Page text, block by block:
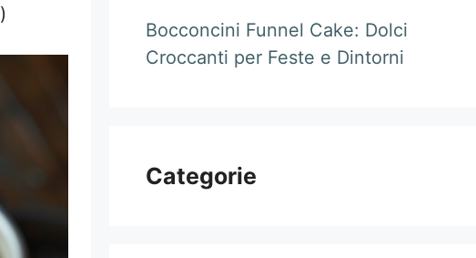
)
Bocconcini Funnel Cake: Dolci
Croccanti per Feste e Dintorni
Categorie